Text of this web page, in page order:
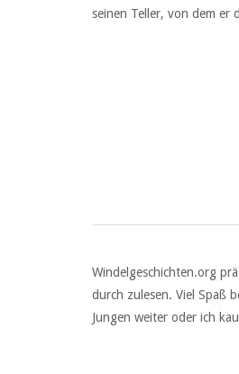
seinen Teller, von dem er
Windelgeschichten.org
durch zulesen. Viel Spaß
Jungen weiter oder ich